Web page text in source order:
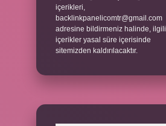
içerikleri,
backlinkpanelicomtr@gmail.com
adresine bildirmeniz halinde, ilgili
içerikler yasal süre içerisinde
sitemizden kaldırılacaktır.